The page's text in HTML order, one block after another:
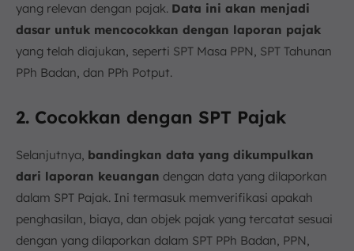
yang relevan dengan pajak. Data ini akan menjadi
dasar untuk mencocokkan dengan laporan pajak
yang telah diajukan, seperti SPT Masa PPN, SPT Tahunan
PPh Badan, dan PPh Potput.
2. Cocokkan dengan SPT Pajak
Selanjutnya, bandingkan data yang dikumpulkan
dari laporan keuangan dengan data yang dilaporkan
dalam SPT Pajak. Ini termasuk memverifikasi apakah
penghasilan, biaya, dan objek pajak yang tercatat sesuai
dengan yang dilaporkan dalam SPT PPh Badan, PPN,